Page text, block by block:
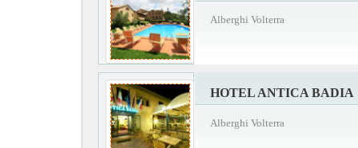
Alberghi Volterra
HOTEL ANTICA BADIA
Alberghi Volterra